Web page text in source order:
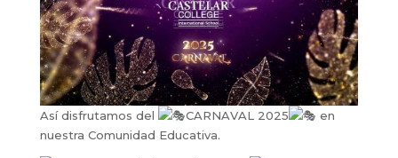
Así disfrutamos del CARNAVAL 2025
en
nuestra Comunidad Educativa.